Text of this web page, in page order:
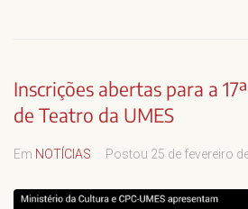
Inscrições abertas para a
de Teatro da UMES
Em NOTÍCIAS Postou 25 de fevereiro